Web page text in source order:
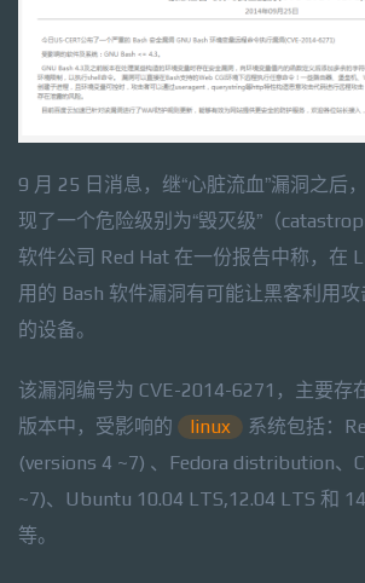
9 月 25 日消息，继“心脏流血”漏洞之后
现了一个危险级别为“毁灭级”（
软件公司 Red Hat 在一份报告中称，在
用的 Bash 软件漏洞有可能让黑客利用
的设备。
该漏洞编号为 CVE-2014-6271，主要存
版本中，受影响的
linux
系统包括：
(versions 4 ~7) 、Fedora distribution、
~7)、Ubuntu 10.04 LTS,12.04 LTS 和
等。